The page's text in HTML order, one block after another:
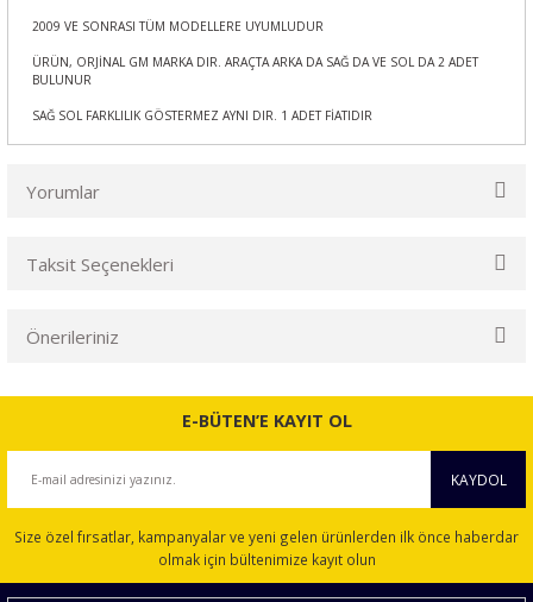
2009 VE SONRASI TÜM MODELLERE UYUMLUDUR
ÜRÜN, ORJİNAL GM MARKA DIR. ARAÇTA ARKA DA SAĞ DA VE SOL DA 2 ADET
BULUNUR
SAĞ SOL FARKLILIK GÖSTERMEZ AYNI DIR. 1 ADET FİATIDIR
Yorumlar
Taksit Seçenekleri
Önerileriniz
Bu ürünün fiyat bilgisi, resim, ürün açıklamalarında ve diğer
konularda yetersiz gördüğünüz noktaları öneri formunu
Ürün açıklamasında eksik bilgiler bulunuyor.
Ürün bilgilerinde hatalar bulunuyor.
E-BÜTEN’E KAYIT OL
KAYDOL
Size özel fırsatlar, kampanyalar ve yeni gelen ürünlerden ilk önce haberdar
olmak için bültenimize kayıt olun